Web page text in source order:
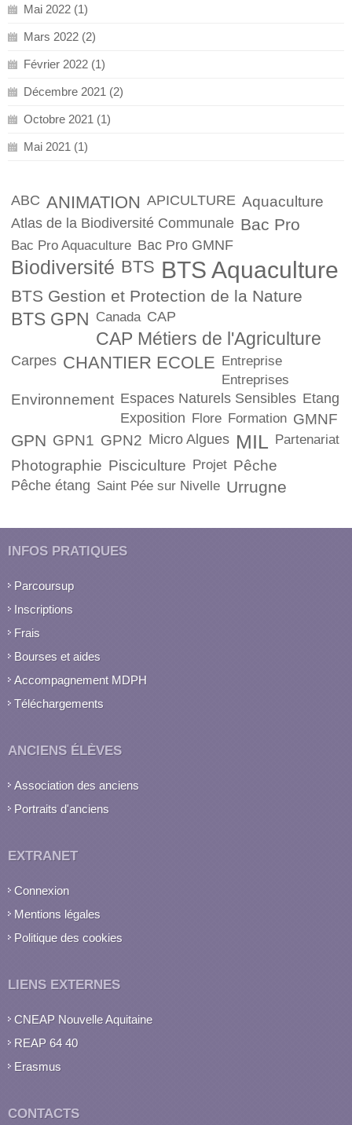
Mai 2022 (1)
Mars 2022 (2)
Février 2022 (1)
Décembre 2021 (2)
Octobre 2021 (1)
Mai 2021 (1)
ABC ANIMATION APICULTURE Aquaculture
Atlas de la Biodiversité Communale Bac Pro
Bac Pro Aquaculture Bac Pro GMNF
Biodiversité BTS BTS Aquaculture
BTS Gestion et Protection de la Nature
BTS GPN Canada CAP
CAP Métiers de l'Agriculture
Carpes CHANTIER ECOLE
Entreprise
Entreprises
Environnement Espaces Naturels Sensibles Etang
Exposition
Flore Formation GMNF
GPN GPN1 GPN2 Micro Algues MIL Partenariat
Photographie Pisciculture Projet Pêche
Pêche étang Saint Pée sur Nivelle Urrugne
INFOS PRATIQUES
Parcoursup
Inscriptions
Frais
Bourses et aides
Accompagnement MDPH
Téléchargements
ANCIENS ÉLÈVES
Association des anciens
Portraits d'anciens
EXTRANET
Connexion
Mentions légales
Politique des cookies
LIENS EXTERNES
CNEAP Nouvelle Aquitaine
REAP 64 40
Erasmus
CONTACTS